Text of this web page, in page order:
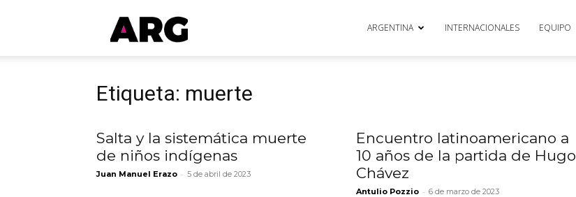
ARGmedios ARGENTINA INTERNACIONALES EQUIPO
Etiqueta: muerte
Salta y la sistemática muerte
de niños indígenas
Juan Manuel Erazo - 5 de abril de 2023
Encuentro latinoamericano a
10 años de la partida de Hugo
Chávez
Antulio Pozzio - 6 de marzo de 2023